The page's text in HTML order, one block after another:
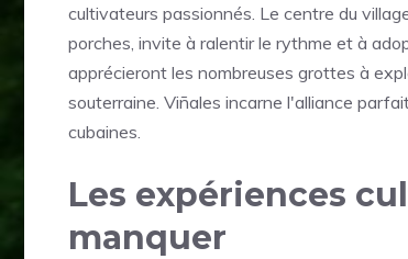
cultivateurs passionnés. Le centre du
porches, invite à ralentir le rythme et à
apprécieront les nombreuses grottes à
souterraine. Viñales incarne l'alliance
cubaines.
Les expériences
manquer